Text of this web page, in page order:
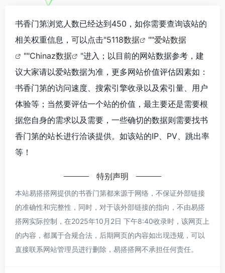
书香门第浏览人数已经达到450，如你需要查询该站的
相关权重信息，可以点击"5118数据 ""爱站数据
""Chinaz数据
"进入；以目前的网站数据参考，建
议大家请以爱站数据为准，更多网站价值评估因素如：
书香门第的访问速度、搜索引擎收录以及索引量、用户
体验等；当然要评估一个站的价值，最主要还是需要根
据您自身的需求以及需要，一些确切的数据则需要找书
香门第的站长进行洽谈提供。如该站的IP、PV、跳出率
等！
特别声明
本站易搭搭网提供的书香门第都来源于网络，不保证外部链接
的准确性和完整性，同时，对于该外部链接的指向，不由易搭
搭网实际控制，在2025年10月2日 下午8:40收录时，该网页上
的内容，都属于合规合法，后期网页的内容如出现违规，可以
直接联系网站管理员进行删除，易搭搭网不承担任何责任。